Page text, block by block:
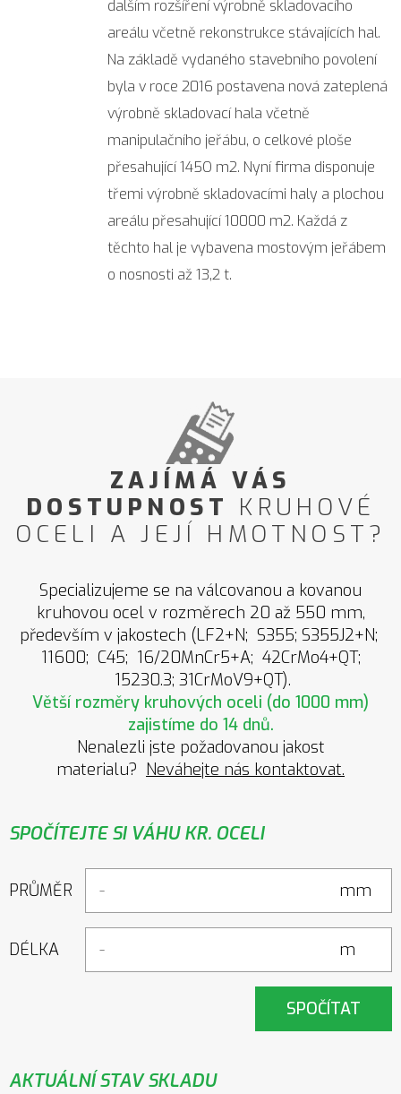
dalším rozšíření výrobně skladovacího
areálu včetně rekonstrukce stávajících hal.
Na základě vydaného stavebního povolení
byla v roce 2016 postavena nová zateplená
výrobně skladovací hala včetně
manipulačního jeřábu, o celkové ploše
přesahující 145O m2. Nyní firma disponuje
třemi výrobně skladovacími haly a plochou
areálu přesahující 10000 m2. Každá z
těchto hal je vybavena mostovým jeřábem
o nosnosti až 13,2 t.
ZAJÍMÁ VÁS
DOSTUPNOST KRUHOVÉ
OCELI A JEJÍ HMOTNOST?
Specializujeme se na válcovanou a kovanou
kruhovou ocel v rozměrech 20 až 550 mm,
především v jakostech (LF2+N; S355; S355J2+N;
11600; C45; 16/20MnCr5+A; 42CrMo4+QT;
15230.3; 31CrMoV9+QT).
Větší rozměry kruhových oceli (do 1000 mm)
zajistíme do 14 dnů.
Nenalezli jste požadovanou jakost
materialu? Neváhejte nás kontaktovat.
SPOČÍTEJTE SI VÁHU KR. OCELI
PRŮMĚR mm
DÉLKA m
AKTUÁLNÍ STAV SKLADU